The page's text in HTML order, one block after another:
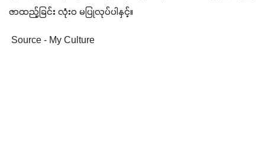
ဇာထည့်ခြင်း လုံးဝ မပြုလုပ်ပါနှင့်။
Source - My Culture